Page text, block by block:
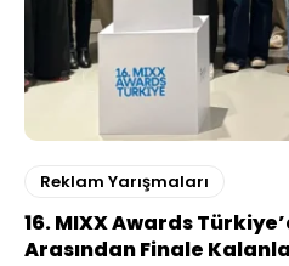
Reklam Yarışmaları
16. MIXX Awards
Arasından Finale